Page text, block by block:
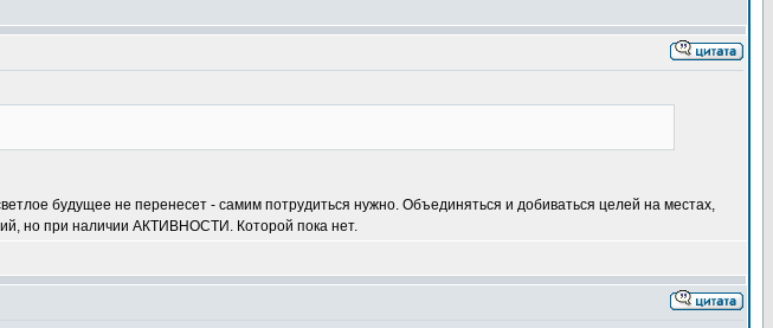
будущее не перенесет - самим потрудиться нужно. Объединяться и добиваться целей на местах,
но при наличии АКТИВНОСТИ. Которой пока нет.